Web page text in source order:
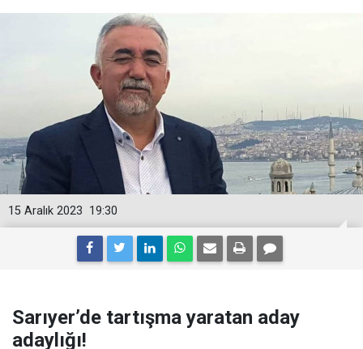
19:30
15 Aralık 2023
Sarıyer’de tartışma yaratan aday
adaylığı!